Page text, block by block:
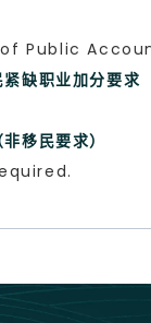
缺职业加分要求
移民要求）